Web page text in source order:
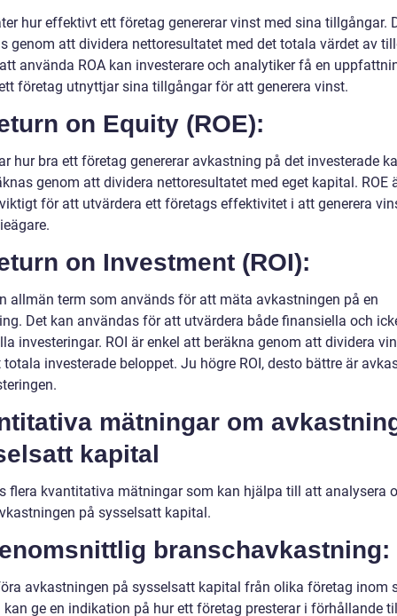
hur effektivt ett företag genererar vinst med sina tillgångar.
genom att dividera nettoresultatet med det totala värdet av
använda ROA kan investerare och analytiker få en
företag utnyttjar sina tillgångar för att generera vinst.
on Equity (ROE):
hur bra ett företag genererar avkastning på det investerade
genom att dividera nettoresultatet med eget kapital. ROE
för att utvärdera ett företags effektivitet i att generera
on Investment (ROI):
allmän term som används för att mäta avkastningen på en
Det kan användas för att utvärdera både finansiella och
investeringar. ROI är enkel att beräkna genom att dividera
totala investerade beloppet. Ju högre ROI, desto bättre är
mätningar om
kapital
flera kvantitativa mätningar som kan hjälpa till att analysera
på sysselsatt kapital.
branschavkastning:
avkastningen på sysselsatt kapital från olika företag inom
kan ge en indikation på hur ett företag presterar i förhållande